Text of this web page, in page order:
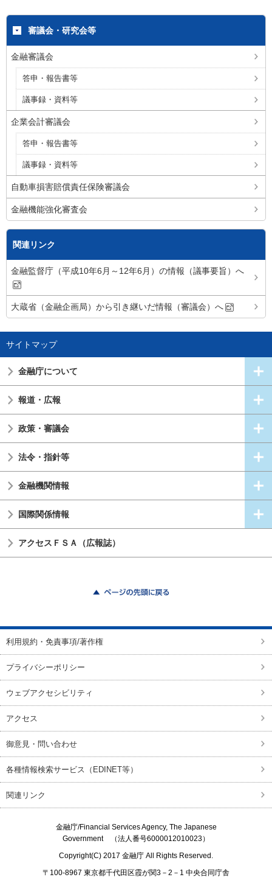
審議会・研究会等
金融審議会
答申・報告書等
議事録・資料等
企業会計審議会
答申・報告書等
議事録・資料等
自動車損害賠償責任保険審議会
金融機能強化審査会
関連リンク
金融監督庁（平成10年6月～12年6月）の情報（議事要旨）へ
大蔵省（金融企画局）から引き継いだ情報（審議会）へ
サイトマップ
金融庁について
報道・広報
政策・審議会
法令・指針等
金融機関情報
国際関係情報
アクセスＦＳＡ（広報誌）
利用規約・免責事項/著作権
プライバシーポリシー
ウェブアクセシビリティ
アクセス
御意見・問い合わせ
各種情報検索サービス（EDINET等）
関連リンク
金融庁/Financial Services Agency, The Japanese
Government（法人番号6000012010023）
Copyright(C) 2017 金融庁 All Rights Reserved.
〒100-8967 東京都千代田区霞が関3－2－1 中央合同庁舎